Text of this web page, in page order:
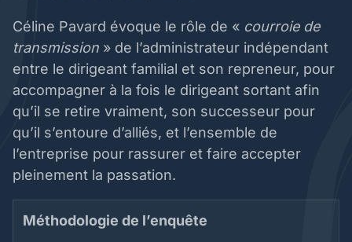
Céline Pavard évoque le rôle de « courroie de
transmission » de l’administrateur indépendant
entre le dirigeant familial et son repreneur, pour
accompagner à la fois le dirigeant sortant afin
qu’il se retire vraiment, son successeur pour
qu’il s’entoure d’alliés, et l’ensemble de
l’entreprise pour rassurer et faire accepter
pleinement la passation.
Méthodologie de l’enquête